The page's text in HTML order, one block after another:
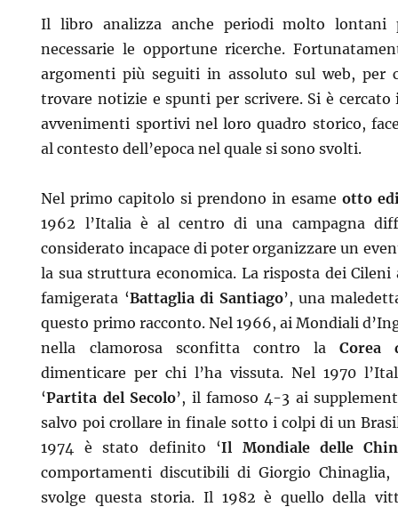
Il libro analizza anche periodi molto lontani
necessarie le opportune ricerche.
argomenti più seguiti in assoluto sul web, per
trovare notizie e spunti per scrivere. Si è
avvenimenti sportivi nel loro quadro storico,
al contesto dell’epoca nel quale si sono svolti.
Nel primo capitolo si prendono in esame otto
1962 l’Italia è al centro di una campagna
considerato incapace di poter organizzare un
la sua struttura economica. La risposta dei Cileni
famigerata ‘Battaglia di Santiago’, una
questo primo racconto. Nel 1966, ai Mondiali
nella clamorosa sconfitta contro la Corea
dimenticare per chi l’ha vissuta. Nel 1970
‘Partita del Secolo’, il famoso 4-3 ai
salvo poi crollare in finale sotto i colpi di un
1974 è stato definito ‘Il Mondiale delle
comportamenti discutibili di Giorgio
svolge questa storia. Il 1982 è quello della